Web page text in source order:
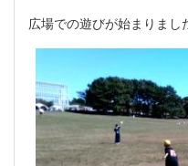
広場での遊びが始まりまし